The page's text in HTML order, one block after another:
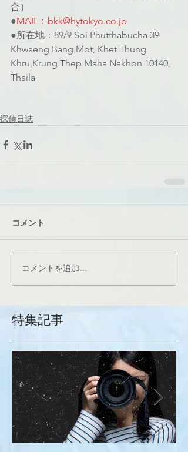
合）
●MAIL：bkk@hytokyo.co.jp
●所在地：89/9 Soi Phutthabucha 39
Khwaeng Bang Mot, Khet Thung
Khru,Krung Thep Maha Nakhon 10140,
Thaila
探偵日誌
コメント
コメントを追加…
特集記事